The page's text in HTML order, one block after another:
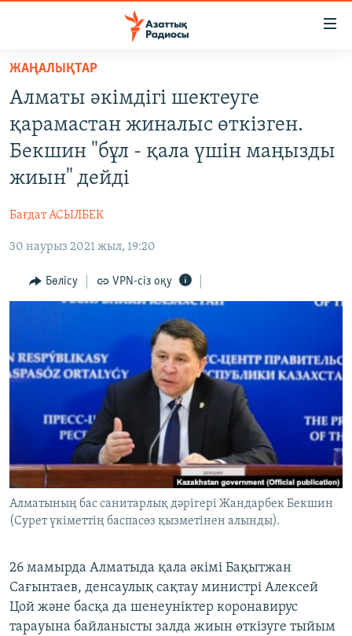
Skip
main
content
Skip
to
main
Skip
to
AZATTYQTV
ҚАҢТАР ОҚИҒАСЫ
ӘЛЕУМЕТ
ӘЛЕМ
АРНАЙЫ ЖОБАЛАР
ЖАЗЫЛЫҢЫЗ
Басқа тілдерде
ЖАҢАЛЫҚТАР
Алматы әкімдігі шектеуге
қарамастан жиналыс өткізген.
Бекшин "бұл - қала үшін маңызды
жиын" дейді
Бағдат АСЫЛБЕК
30 наурыз 2021 жыл, 19:20
Бөлісу VPN-сіз оқу
Алматының бас санитарлық дәрігері Жандарбек Бекшин
(Сурет үкіметтің баспасөз қызметінен алынды).
26 мамырда Алматыда қала әкімі Бақытжан
Сағынтаев, денсаулық сақтау министрі Алексей
Цой және басқа да шенеуніктер коронавирус
тарауына байланысты залда жиын өткізуге тыйым